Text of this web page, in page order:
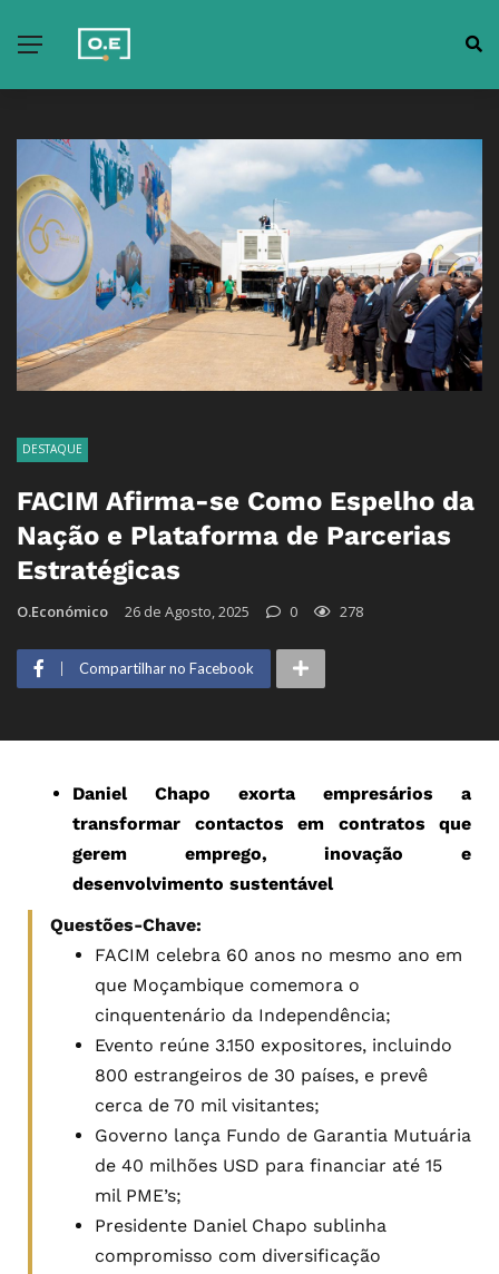
DESTAQUE
FACIM Afirma-se Como Espelho da
Nação e Plataforma de Parcerias
Estratégicas
O.Económico 26 de Agosto, 2025 0 278
Compartilhar no Facebook
Daniel Chapo exorta empresários a
transformar contactos em contratos que
gerem emprego, inovação e
desenvolvimento sustentável
Questões-Chave:
FACIM celebra 60 anos no mesmo ano em
que Moçambique comemora o
cinquentenário da Independência;
Evento reúne 3.150 expositores, incluindo
800 estrangeiros de 30 países, e prevê
cerca de 70 mil visitantes;
Governo lança Fundo de Garantia Mutuária
de 40 milhões USD para financiar até 15
mil PME’s;
Presidente Daniel Chapo sublinha
compromisso com diversificação